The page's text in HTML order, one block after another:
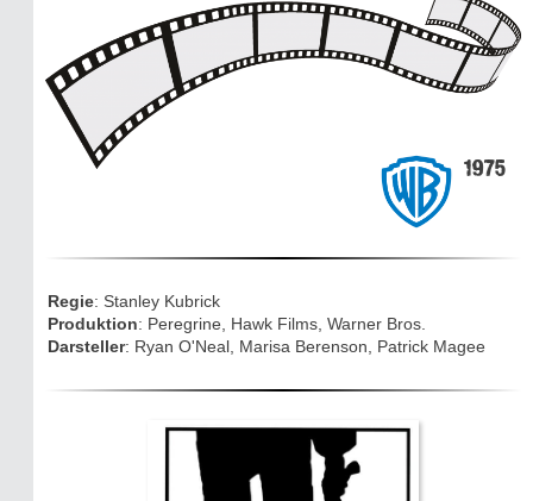
Mythen, Märchen & Legenden (2025)
Eifelkrimi: Keine Gutenachtgeschichte
TV & Kino
1975
Regie: Stanley Kubrick
Produktion: Peregrine, Hawk Films, Warner Bros.
Darsteller: Ryan O'Neal, Marisa Berenson, Patrick Magee